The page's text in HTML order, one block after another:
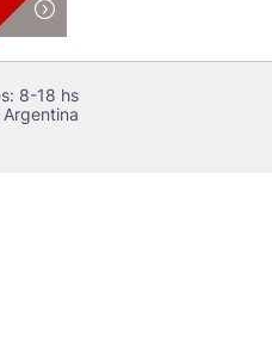
8-18 hs